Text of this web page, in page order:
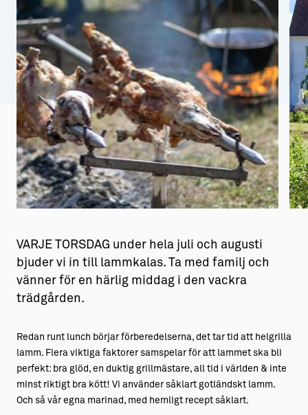
Aktiviteter
Sustainable Plejs
Möten & kongresser
Hansestaden världsarv
Gotlands kulturarv
Almedalsveckan
Medeltidsveckan
→ Gutamål och gotländska
Allt om bostad
→ Hyra bostad
→ Köpa bostad
→ Bygga hus
Allt om livet på Ön
→ Fritidsliv
→ Idrottsliv
Barn & Familj
VARJE TORSDAG under hela juli och augusti
bjuder vi in till lammkalas. Ta med familj och
vänner för en härlig middag i den vackra
trädgården.
Redan runt lunch börjar förberedelserna, det tar tid att helgrilla
lamm. Flera viktiga faktorer samspelar för att lammet ska bli
perfekt: bra glöd, en duktig grillmästare, all tid i världen & inte
minst riktigt bra kött! Vi använder såklart gotländskt lamm.
Och så vår egna marinad, med hemligt recept såklart.